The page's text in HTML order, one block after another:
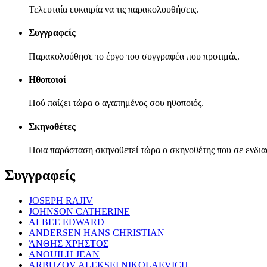
Τελευταία ευκαιρία να τις παρακολουθήσεις.
Συγγραφείς
Παρακολούθησε το έργο του συγγραφέα που προτιμάς.
Ηθοποιοί
Πού παίζει τώρα ο αγαπημένος σου ηθοποιός.
Σκηνοθέτες
Ποια παράσταση σκηνοθετεί τώρα ο σκηνοθέτης που σε
Συγγραφείς
JOSEPH RAJIV
JOHNSON CATHERINE
ALBEE EDWARD
ANDERSEN HANS CHRISTIAN
ΆΝΘΗΣ ΧΡΗΣΤΟΣ
ANOUILH JEAN
ARBUZOV ALEKSEI NIKOLAEVICH